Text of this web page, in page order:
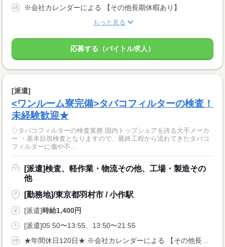
※会社カレンダーによる 【その他長期休暇あり】
もっと見る
応募する（バイトル求人）
[派遣]
<ワンルーム寮完備>タバコフィルターの検査！
未経験歓迎★
◇タバコフィルターの検査業務 国内トップシェアを誇る大手メーカ
ー ・基本目視検査となりますので、最終工程から流れてきたタバコ
フィルターに傷や不...
[派遣]検査、軽作業・物流その他、工場・製造その
他
[勤務地]/東京都羽村市 / 小作駅
[派遣]時給1,400円
[派遣]05:50〜13:55、13:50〜21:55